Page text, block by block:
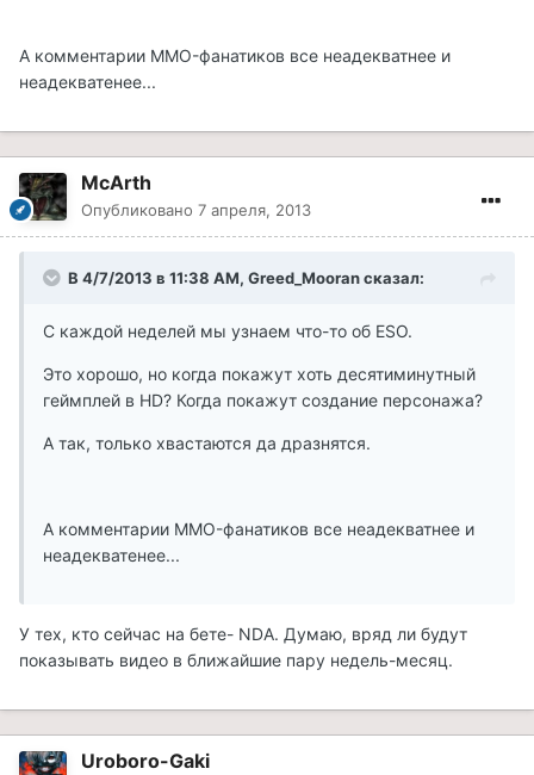
А комментарии MMO-фанатиков все неадекватнее и
неадекватенее...
McArth
Опубликовано 7 апреля, 2013
В 4/7/2013 в 11:38 AM, Greed_Mooran сказал:
С каждой неделей мы узнаем что-то об ESO.
Это хорошо, но когда покажут хоть десятиминутный
геймплей в HD? Когда покажут создание персонажа?
А так, только хвастаются да дразнятся.
А комментарии MMO-фанатиков все неадекватнее и
неадекватенее...
У тех, кто сейчас на бете- NDA. Думаю, вряд ли будут
показывать видео в ближайшие пару недель-месяц.
Uroboro-Gaki